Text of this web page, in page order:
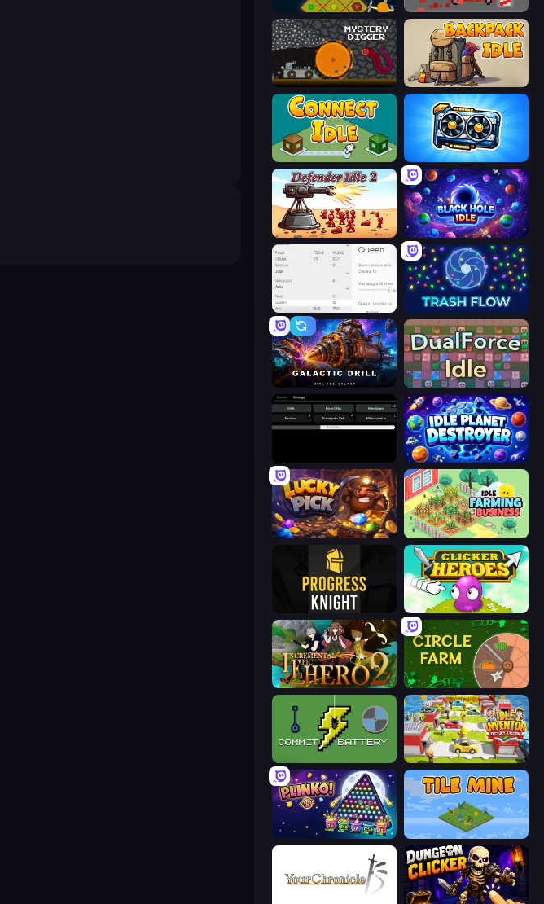
Farm Drones Crash Test Idle
Mystery Digger Backpack Idle
Connect idle GPU Tycoon Sim
Defender Idle 2 Black Hole Idle
Idle Ants Trash Flow
Galactic Drill DualForce Idle
Idle Planet Destroyer
Lucky Pick Idle Farming Business
Progress Knight Clicker Heroes
Incremental Epic Hero 2 Circle Farm
Idle Inventor
PLINKO! Tile Mine